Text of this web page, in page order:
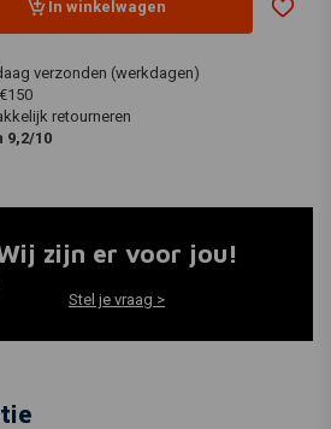
In winkelwagen
verzonden (werkdagen)
retourneren
9,2/10
zijn er voor jou!
Stel je vraag >